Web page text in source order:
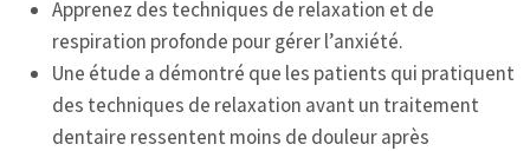
Apprenez des techniques de relaxation et de
respiration profonde pour gérer l’anxiété.
Une étude a démontré que les patients qui pratiquent
des techniques de relaxation avant un traitement
dentaire ressentent moins de douleur après